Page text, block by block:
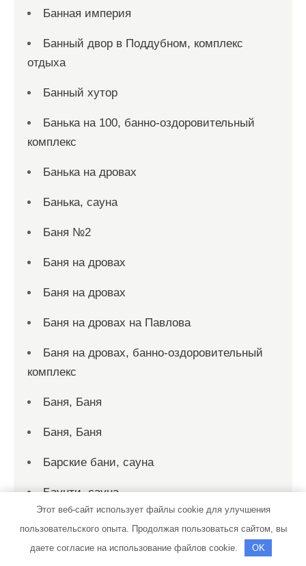
Банная империя
Банный двор в Поддубном, комплекс
отдыха
Банный хутор
Банька на 100, банно-оздоровительный
комплекс
Банька на дровах
Банька, сауна
Баня №2
Баня на дровах
Баня на дровах
Баня на дровах на Павлова
Баня на дровах, банно-оздоровительный
комплекс
Баня, Баня
Баня, Баня
Барские бани, сауна
Баунти, сауна
Благодать, гостиница
Бриз, сауна
Этот веб-сайт использует файлы cookie для улучшения
пользовательского опыта. Продолжая пользоваться сайтом, вы
даете согласие на использование файлов cookie.
OK